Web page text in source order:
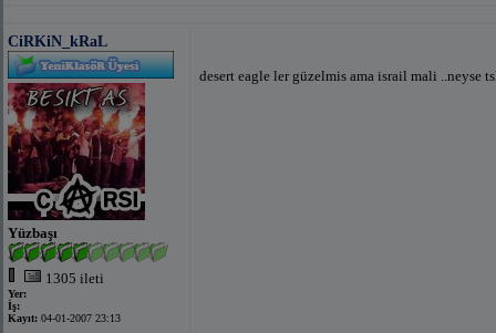
CiRKiN_kRaL
Yüzbaşı
1305 ileti
Yer:
İş:
Kayıt: 04-01-2007 23:13
desert eagle ler güzelmis ama israil mali ..neyse